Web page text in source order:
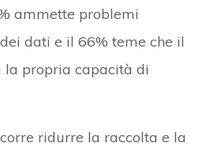
ammette problemi
dati e il 66% teme che il
propria capacità di
ridurre la raccolta e la